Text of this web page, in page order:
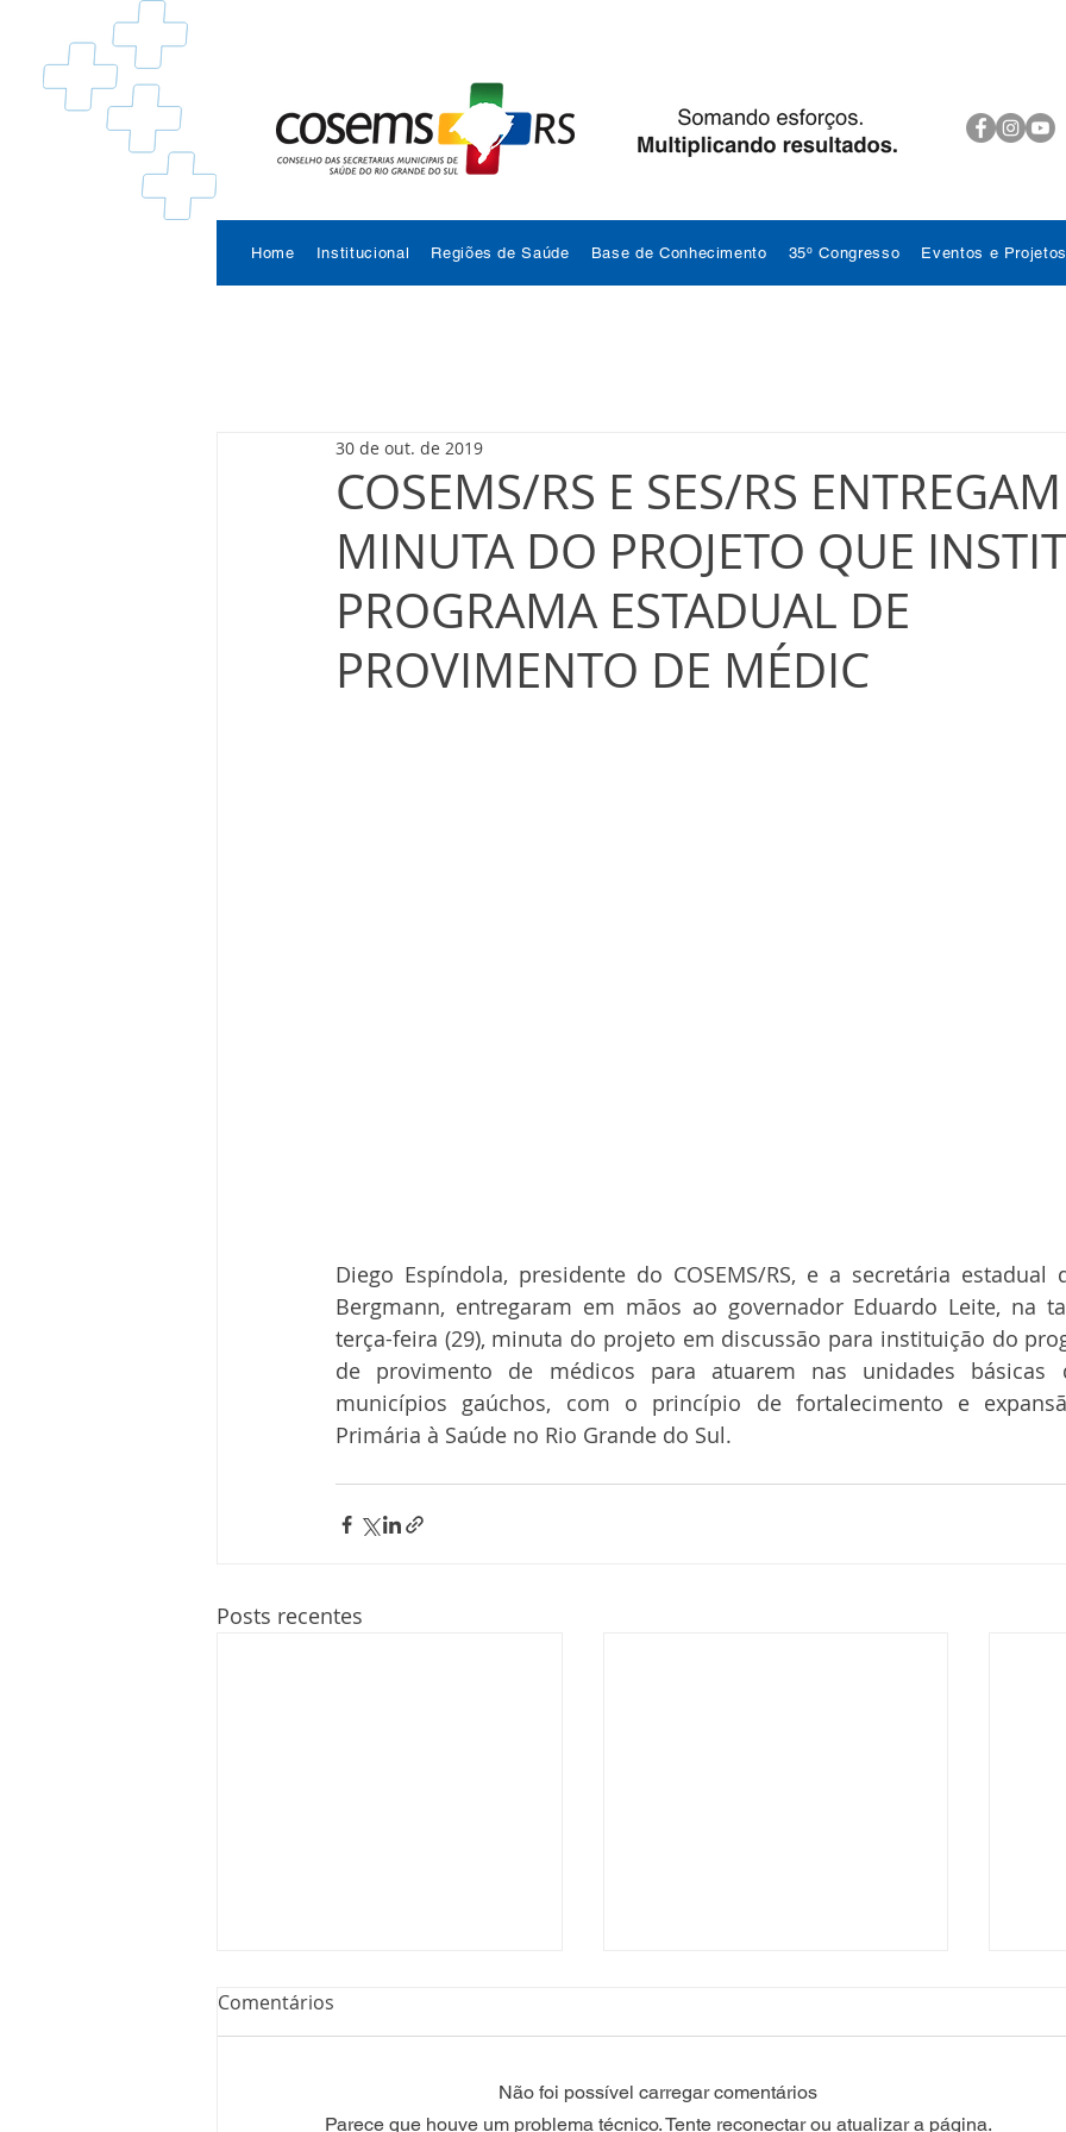
Home Institucional Regiões de Saúde Base de Conhecimento 35º Congresso Eventos e
COSEMS/RS E SES/RS ENTREGAM
MINUTA DO PROJETO QUE
PROGRAMA ESTADUAL DE
PROVIMENTO DE MÉDIC
30 de out. de 2019
Diego Espíndola, presidente do COSEMS/RS, e a secretária estadual
Bergmann, entregaram em mãos ao governador Eduardo Leite, na
terça-feira (29), minuta do projeto em discussão para instituição do
de provimento de médicos para atuarem nas unidades básicas
municípios gaúchos, com o princípio de fortalecimento e
Primária à Saúde no Rio Grande do Sul.
Posts recentes
Comentários
Não foi possível carregar comentários
Parece que houve um problema técnico. Tente reconectar ou atualizar a página.